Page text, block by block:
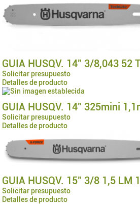
GUIA HUSQV. 14" 3/8,043 52
Solicitar presupuesto
Detalles de producto
GUIA HUSQV. 14" 325mini
Solicitar presupuesto
Detalles de producto
GUIA HUSQV. 15" 3/8 1,5 LM
Solicitar presupuesto
Detalles de producto